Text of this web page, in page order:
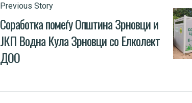
Previous Story
Соработка помеѓу Општина Зрновци и
ЈКП Водна Кула Зрновци со Елколект
ДОО